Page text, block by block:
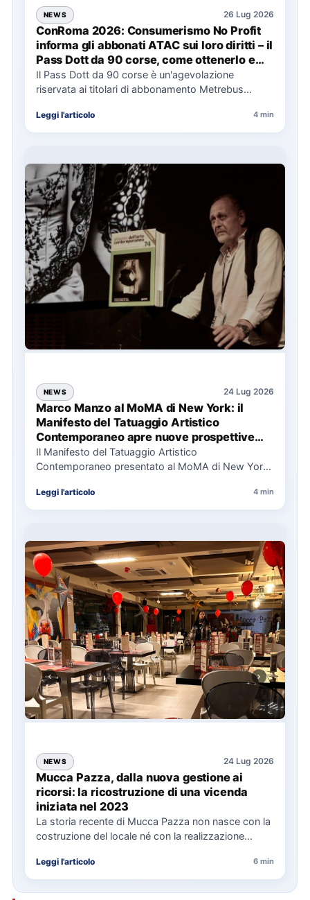
NEWS 26 Lug 2026
ConRoma 2026: Consumerismo No Profit
informa gli abbonati ATAC sui loro diritti – il
Pass Dott da 90 corse, come ottenerlo e
cosa spetta in caso di disservizi
Il Pass Dott da 90 corse è un'agevolazione
riservata ai titolari di abbonamento Metrebus
Leggi l'articolo 4 min
NEWS 24 Lug 2026
Marco Manzo al MoMA di New York: il
Manifesto del Tatuaggio Artistico
Contemporaneo apre nuove prospettive
per il collezionismo
Il Manifesto del Tatuaggio Artistico
Contemporaneo presentato al MoMA di New York
Leggi l'articolo 4 min
NEWS 24 Lug 2026
Mucca Pazza, dalla nuova gestione ai
ricorsi: la ricostruzione di una vicenda
iniziata nel 2023
La storia recente di Mucca Pazza non nasce con la
costruzione del locale né con la realizzazione
Leggi l'articolo 6 min